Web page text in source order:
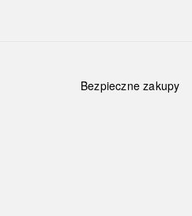
Bezpieczne zakupy